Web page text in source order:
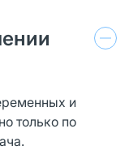
и
только по